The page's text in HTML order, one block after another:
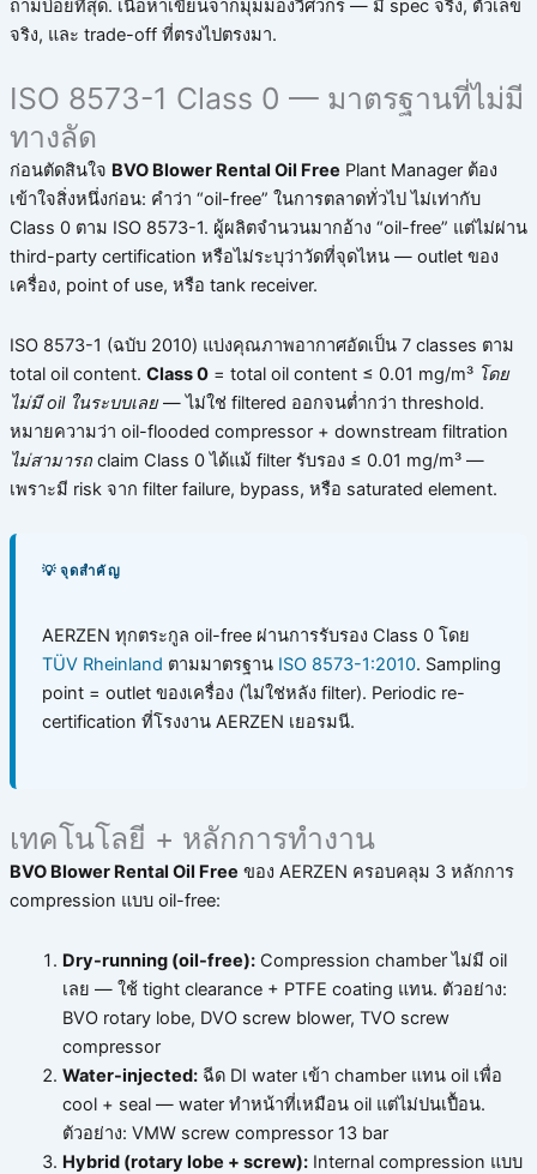
ถามบ่อยที่สุด. เนื้อหาเขียนจากมุมมองวิศวกร — มี spec จริง, ตัวเลข
จริง, และ trade-off ที่ตรงไปตรงมา.
ISO 8573-1 Class 0 — มาตรฐานที่ไม่มี
ทางลัด
ก่อนตัดสินใจ BVO Blower Rental Oil Free Plant Manager ต้อง
เข้าใจสิ่งหนึ่งก่อน: คำว่า “oil-free” ในการตลาดทั่วไป ไม่เท่ากับ
Class 0 ตาม ISO 8573-1. ผู้ผลิตจำนวนมากอ้าง “oil-free” แต่ไม่ผ่าน
third-party certification หรือไม่ระบุว่าวัดที่จุดไหน — outlet ของ
เครื่อง, point of use, หรือ tank receiver.
ISO 8573-1 (ฉบับ 2010) แบ่งคุณภาพอากาศอัดเป็น 7 classes ตาม
total oil content. Class 0= total oil content ≤ 0.01 mg/m³ โดย
ไม่มี oil ในระบบเลย— ไม่ใช่ filtered ออกจนต่ำกว่า threshold.
หมายความว่า oil-flooded compressor + downstream filtration
ไม่สามารถclaim Class 0 ได้แม้ filter รับรอง ≤ 0.01 mg/m³ —
เพราะมี risk จาก filter failure, bypass, หรือ saturated element.
💡 จุดสำคัญ
AERZEN ทุกตระกูล oil-free ผ่านการรับรอง Class 0 โดย
TÜV Rheinland ตามมาตรฐาน ISO 8573-1:2010. Sampling
point = outlet ของเครื่อง (ไม่ใช่หลัง filter). Periodic re-
certification ที่โรงงาน AERZEN เยอรมนี.
เทคโนโลยี + หลักการทำงาน
BVO Blower Rental Oil Free ของ AERZEN ครอบคลุม 3 หลักการ
compression แบบ oil-free:
Dry-running (oil-free):Compression chamber ไม่มี oil
เลย — ใช้ tight clearance + PTFE coating แทน. ตัวอย่าง:
BVO rotary lobe, DVO screw blower, TVO screw
compressor
Water-injected:ฉีด DI water เข้า chamber แทน oil เพื่อ
cool + seal — water ทำหน้าที่เหมือน oil แต่ไม่ปนเปื้อน.
ตัวอย่าง: VMW screw compressor 13 bar
Hybrid (rotary lobe + screw):Internal compression แบบ